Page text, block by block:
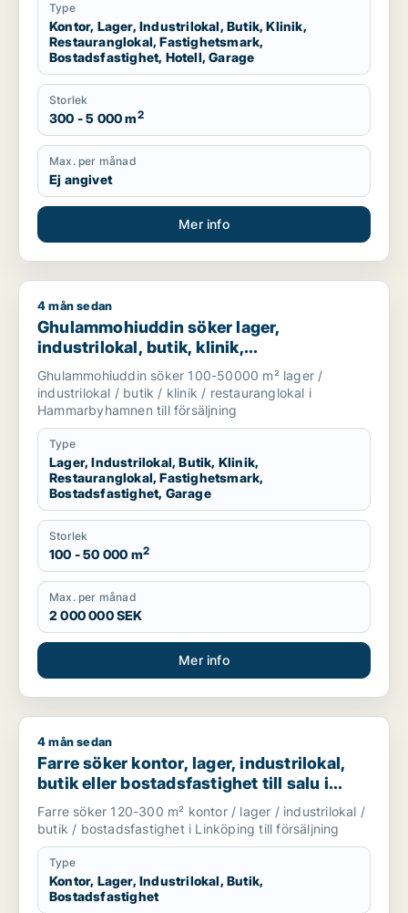
Type
Kontor, Lager, Industrilokal, Butik, Klinik,
Restauranglokal, Fastighetsmark,
Bostadsfastighet, Hotell, Garage
Storlek
300 - 5 000 m2
Max. per månad
Ej angivet
Mer info
Ghulammohiuddin söker lager, industrilokal, butik, klinik,
4 mån sedan
Ghulammohiuddin söker lager,
industrilokal, butik, klinik,
restauranglokal, fastighetsmark,
bostadsfastighet eller garage till salu i
Hammarbyhamnen
Ghulammohiuddin söker 100-50000 m² lager /
industrilokal / butik / klinik / restauranglokal i
Hammarbyhamnen till försäljning
Type
Lager, Industrilokal, Butik, Klinik,
Restauranglokal, Fastighetsmark,
Bostadsfastighet, Garage
Storlek
100 - 50 000 m2
Max. per månad
2 000 000 SEK
Mer info
Farre söker kontor, lager, industrilokal, butik eller
4 mån sedan
Farre söker kontor, lager, industrilokal,
butik eller bostadsfastighet till salu i
Linköping
Farre söker 120-300 m² kontor / lager / industrilokal /
butik / bostadsfastighet i Linköping till försäljning
Type
Kontor, Lager, Industrilokal, Butik,
Bostadsfastighet